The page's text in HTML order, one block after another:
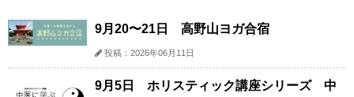
9月20〜21日 高野山ヨガ合宿
投稿：2026年06月11日
9月5日 ホリスティック講座シリーズ 中